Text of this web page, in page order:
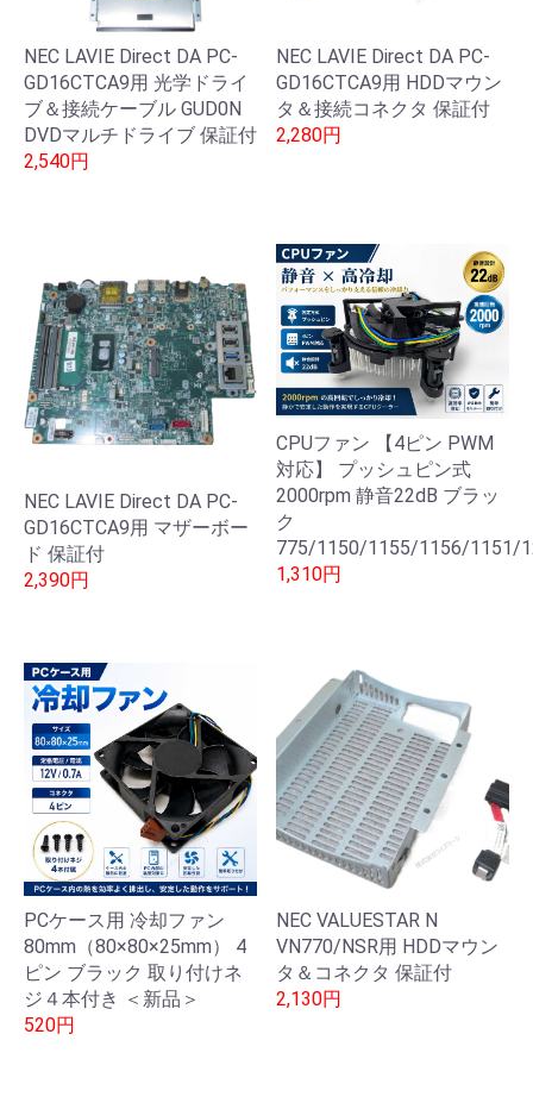
NEC LAVIE Direct DA PC-
GD16CTCA9用 光学ドライ
ブ＆接続ケーブル GUD0N
DVDマルチドライブ 保証付
2,540円
NEC LAVIE Direct DA PC-
GD16CTCA9用 HDDマウン
タ＆接続コネクタ 保証付
2,280円
NEC LAVIE Direct DA PC-
GD16CTCA9用 マザーボー
ド 保証付
2,390円
CPUファン 【4ピン PWM
対応】 プッシュピン式
2000rpm 静音22dB ブラッ
ク
775/1150/1155/1156/1151/
1,310円
PCケース用 冷却ファン
80mm（80×80×25mm） 4
ピン ブラック 取り付けネ
ジ４本付き ＜新品＞
520円
NEC VALUESTAR N
VN770/NSR用 HDDマウン
タ＆コネクタ 保証付
2,130円